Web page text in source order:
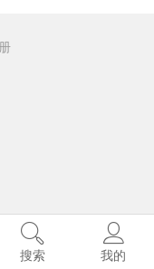
搜索 我的